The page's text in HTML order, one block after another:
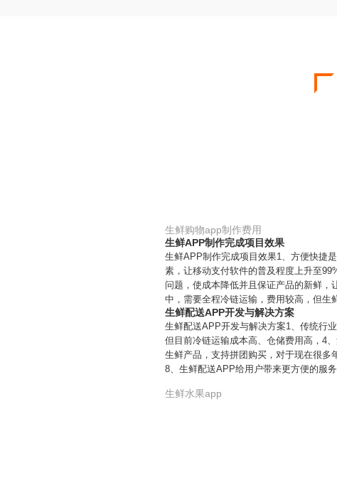
生鲜购物app制作费用
生鲜APP制作完成项目效果
生鲜APP制作完成项目效果1、方便快捷
素，让移动支付软件的普及程度上升至
问题，使成本降低并且保证产品的新鲜
中，需要全程冷链运输，费用较高，但生
生鲜配送APP开发与解决方案
生鲜配送APP开发与解决方案1、传统行
但目前冷链运输成本高、仓储费用高，4
生鲜产品，支持拼团购买，对于现在很多
8、生鲜配送APP给用户带来更方便的服
生鲜水果app